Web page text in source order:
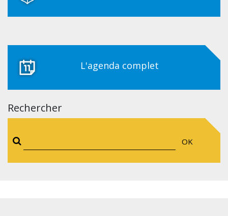
L'agenda complet
Rechercher
OK